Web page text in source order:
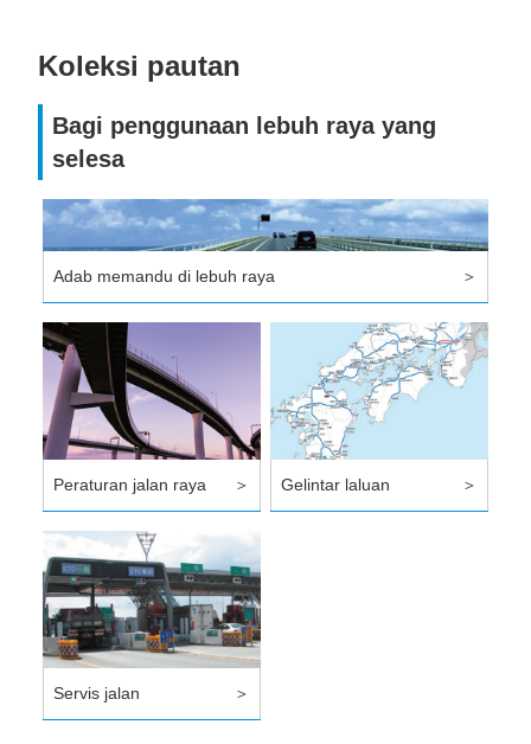
Koleksi pautan
Bagi penggunaan lebuh raya yang
selesa
Adab memandu di lebuh raya ＞
Peraturan jalan raya ＞ Gelintar laluan ＞
Servis jalan ＞